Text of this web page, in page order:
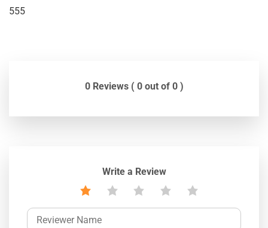
555
0 Reviews ( 0 out of 0 )
Write a Review